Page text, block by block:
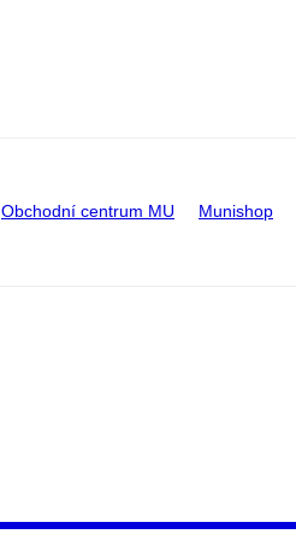
Obchodní centrum MU Munishop